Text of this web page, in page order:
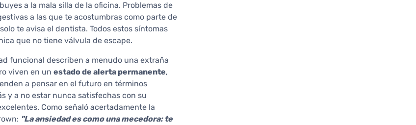
a la mala silla de la oficina. Problemas de
a las que te acostumbras como parte de
te avisa el dentista. Todos estos síntomas
que no tiene válvula de escape.
funcional describen a menudo una extraña
viven en un estado de alerta permanente,
a pensar en el futuro en términos
y a no estar nunca satisfechas con su
Como señaló acertadamente la
"La ansiedad es como una mecedora: te